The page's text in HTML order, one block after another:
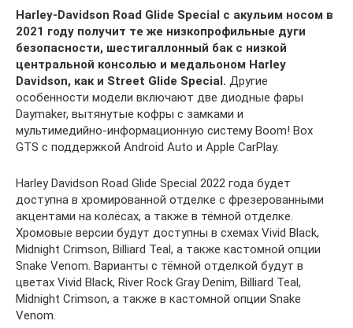
Harley-Davidson Road Glide Special с акульим носом в
2021 году получит те же низкопрофильные дуги
безопасности, шестигаллонный бак с низкой
центральной консолью и медальоном Harley
Davidson, как и Street Glide Special. Другие
особенности модели включают две диодные фары
Daymaker, вытянутые кофры с замками и
мультимедийно-информационную систему Boom! Box
GTS с поддержкой Android Auto и Apple CarPlay.
Harley Davidson Road Glide Special 2022 года будет
доступна в хромированной отделке с фрезерованными
акцентами на колёсах, а также в тёмной отделке.
Хромовые версии будут доступны в схемах Vivid Black,
Midnight Crimson, Billiard Teal, а также кастомной опции
Snake Venom. Варианты с тёмной отделкой будут в
цветах Vivid Black, River Rock Gray Denim, Billiard Teal,
Midnight Crimson, а также в кастомной опции Snake
Venom.